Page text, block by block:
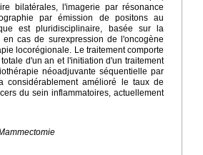
bilatérales, l'imagerie par résonance
par émission de positons au
est pluridisciplinaire, basée sur la
cas de surexpression de l'oncogène
locorégionale. Le traitement comporte
d'un an et l'initiation d'un traitement
néoadjuvante séquentielle par
considérablement amélioré le taux de
du sein inflammatoires, actuellement